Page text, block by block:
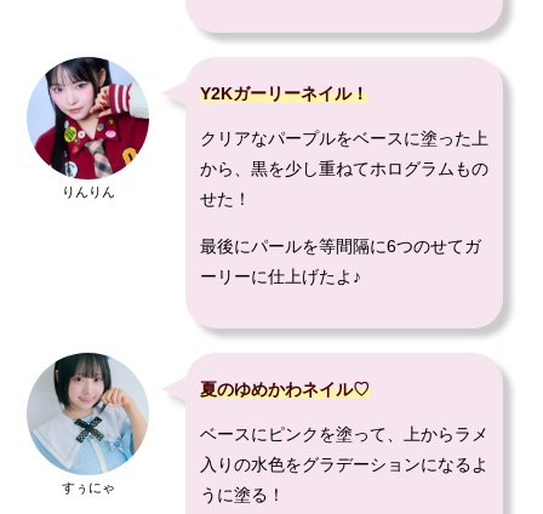
りんりん
Y2Kガーリーネイル！
クリアなパープルをベースに塗った上
から、黒を少し重ねてホログラムもの
せた！
最後にパールを等間隔に6つのせてガ
ーリーに仕上げたよ♪
すぅにゃ
夏のゆめかわネイル♡
ベースにピンクを塗って、上からラメ
入りの水色をグラデーションになるよ
うに塗る！